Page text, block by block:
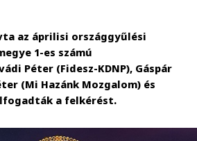
az áprilisi országgyűlési
1-es számú
Péter (Fidesz-KDNP), Gáspár
(Mi Hazánk Mozgalom) és
a felkérést.